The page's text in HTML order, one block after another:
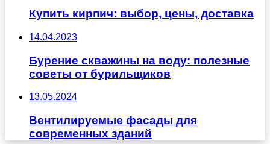
Купить кирпич: выбор, цены, доставка
14.04.2023
Бурение скважины на воду: полезные
советы от бурильщиков
13.05.2024
Вентилируемые фасады для
современных зданий